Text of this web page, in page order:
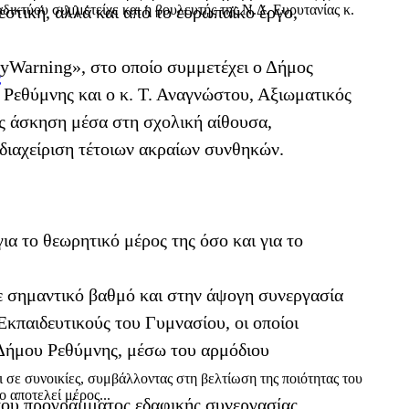
συμμετείχε και η βουλευτής της Ν.Δ. Ευρυτανίας κ.
συνοικίες, συμβάλλοντας στη βελτίωση της ποιότητας του
αποτελεί μέρος...
αλλά και από το ευρωπαϊκό έργο,
στο οποίο συμμετέχει ο Δήμος
και ο κ. Τ. Αναγνώστου, Αξιωματικός
άσκηση μέσα στη σχολική αίθουσα,
τέτοιων ακραίων συνθηκών.
το θεωρητικό μέρος της όσο και για το
σημαντικό βαθμό και στην άψογη συνεργασία
του Γυμνασίου, οι οποίοι
Ρεθύμνης, μέσω του αρμόδιου
προγράμματος εδαφικής συνεργασίας